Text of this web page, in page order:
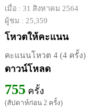
เมื่อ : 31 สิงหาคม 2564
ผู้ชม : 25,359
โหวตให้คะแนน
คะแนนโหวต 4 (4 ครั้ง)
ดาวน์โหลด
755 ครั้ง
(สัปดาห์ก่อน 2 ครั้ง)